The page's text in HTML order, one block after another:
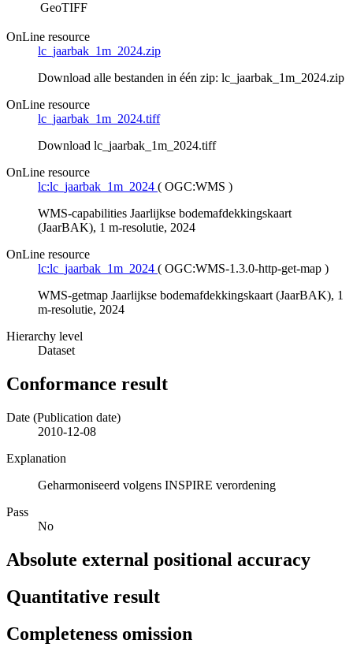
GeoTIFF
OnLine resource
lc_jaarbak_1m_2024.zip
Download alle bestanden in één zip: lc_jaarbak_1m_2024.zip
OnLine resource
lc_jaarbak_1m_2024.tiff
Download lc_jaarbak_1m_2024.tiff
OnLine resource
lc:lc_jaarbak_1m_2024 ( OGC:WMS )
WMS-capabilities Jaarlijkse bodemafdekkingskaart
(JaarBAK), 1 m-resolutie, 2024
OnLine resource
lc:lc_jaarbak_1m_2024 ( OGC:WMS-1.3.0-http-get-map )
WMS-getmap Jaarlijkse bodemafdekkingskaart (JaarBAK), 1
m-resolutie, 2024
Hierarchy level
Dataset
Conformance result
Date (Publication date)
2010-12-08
Explanation
Geharmoniseerd volgens INSPIRE verordening
Pass
No
Absolute external positional accuracy
Quantitative result
Completeness omission